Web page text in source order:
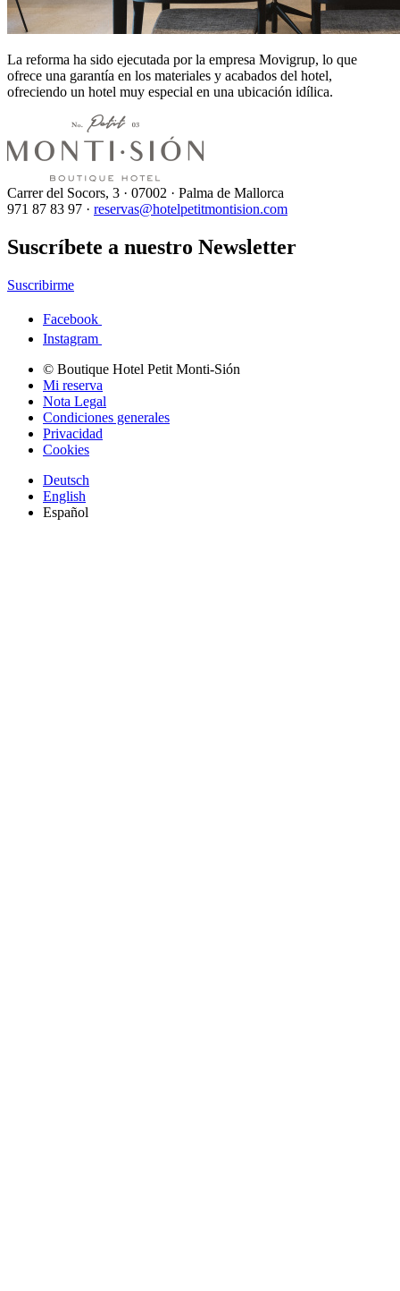
La reforma ha sido ejecutada por la empresa Movigrup, lo que
ofrece una garantía en los materiales y acabados del hotel,
ofreciendo un hotel muy especial en una ubicación idílica.
Carrer del Socors, 3 · 07002 · Palma de Mallorca
971 87 83 97 · reservas@hotelpetitmontision.com
Suscríbete a nuestro Newsletter
Suscribirme
Facebook
Instagram
© Boutique Hotel Petit Monti-Sión
Mi reserva
Nota Legal
Condiciones generales
Privacidad
Cookies
Deutsch
English
Español